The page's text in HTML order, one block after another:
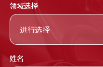
领域选择
进行选择
姓名